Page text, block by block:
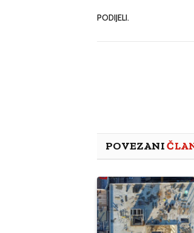
PODIJELI.
POVEZANI